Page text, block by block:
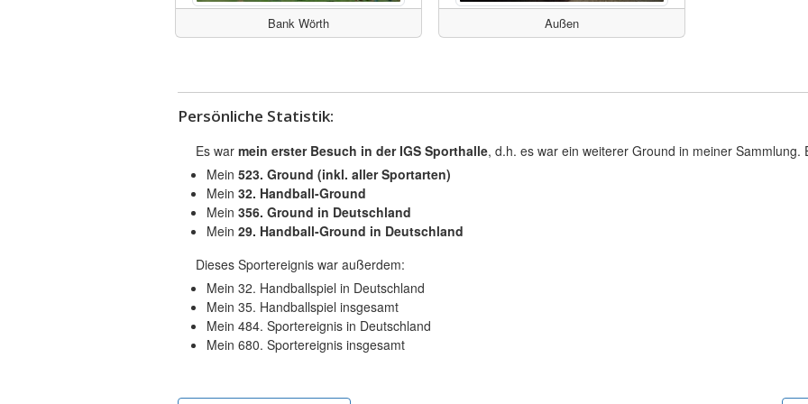
Bank Wörth Außen
Persönliche Statistik:
Es war mein erster Besuch in der IGS Sporthalle, d.h. es war ein weiterer Ground in meiner Sammlung.
Mein 523. Ground (inkl. aller Sportarten)
Mein 32. Handball-Ground
Mein 356. Ground in Deutschland
Mein 29. Handball-Ground in Deutschland
Dieses Sportereignis war außerdem:
Mein 32. Handballspiel in Deutschland
Mein 35. Handballspiel insgesamt
Mein 484. Sportereignis in Deutschland
Mein 680. Sportereignis insgesamt